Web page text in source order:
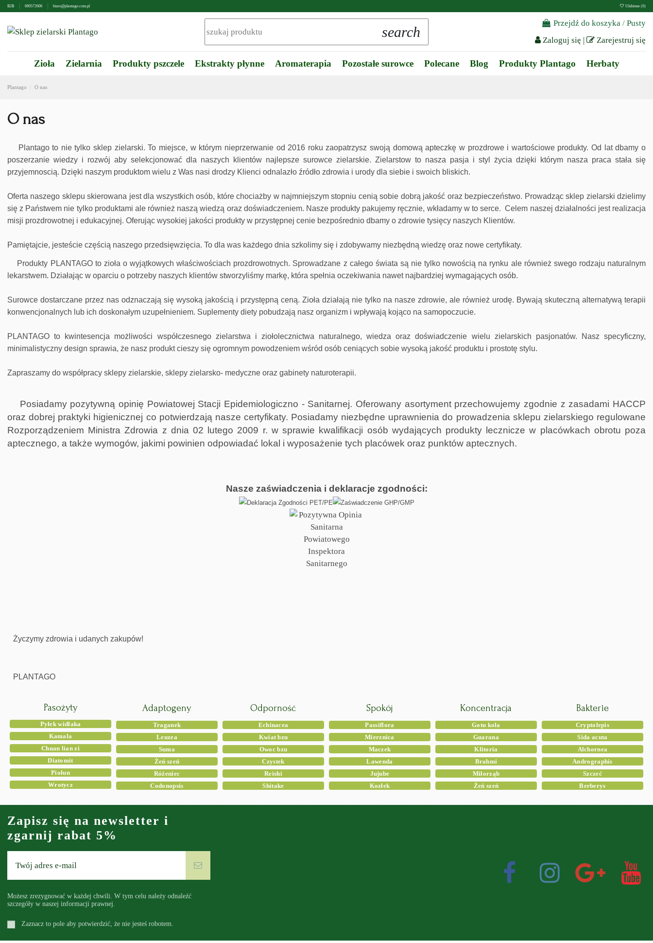
B2B 690572606 biuro@plantago.com.pl Ulubione (0)
search
Przejdź do koszyka / Pusty
Zaloguj się
Zarejestruj się
Zioła Zielarnia Produkty pszczele Ekstrakty płynne Aromaterapia Pozostałe surowce Polecane Blog Produkty Plantago Herbaty
Plantago O nas
O nas
Plantago to nie tylko sklep zielarski. To miejsce, w którym nieprzerwanie od 2016 roku zaopatrzysz swoją domową apteczkę w prozdrowe i wartościowe produkty. Od lat dbamy o
poszerzanie wiedzy i rozwój aby selekcjonować dla naszych klientów najlepsze surowce zielarskie. Zielarstow to nasza pasja i styl życia dzięki którym nasza praca stała się
przyjemnoscią. Dzięki naszym produktom wielu z Was nasi drodzy Klienci odnalazło źródło zdrowia i urody dla siebie i swoich bliskich.
Oferta naszego sklepu skierowana jest dla wszystkich osób, które chociażby w najmniejszym stopniu cenią sobie dobrą jakość oraz bezpieczeństwo. Prowadząc sklep zielarski dzielimy
się z Państwem nie tylko produktami ale również naszą wiedzą oraz doświadczeniem. Nasze produkty pakujemy ręcznie, wkładamy w to serce. Celem naszej działalności jest realizacja
misji prozdrowotnej i edukacyjnej. Oferując wysokiej jakości produkty w przystępnej cenie bezpośrednio dbamy o zdrowie tysięcy naszych Klientów.
Pamiętajcie, jesteście częścią naszego przedsięwzięcia. To dla was każdego dnia szkolimy się i zdobywamy niezbędną wiedzę oraz nowe certyfikaty.
Produkty PLANTAGO to zioła o wyjątkowych właściwościach prozdrowotnych. Sprowadzane z całego świata są nie tylko nowością na rynku ale również swego rodzaju naturalnym
lekarstwem. Działając w oparciu o potrzeby naszych klientów stworzyliśmy markę, która spełnia oczekiwania nawet najbardziej wymagających osób.
Surowce dostarczane przez nas odznaczają się wysoką jakością i przystępną ceną. Zioła działają nie tylko na nasze zdrowie, ale również urodę. Bywają skuteczną alternatywą terapii
konwencjonalnych lub ich doskonałym uzupełnieniem. Suplementy diety pobudzają nasz organizm i wpływają kojąco na samopoczucie.
PLANTAGO to kwintesencja możliwości współczesnego zielarstwa i ziołolecznictwa naturalnego, wiedza oraz doświadczenie wielu zielarskich pasjonatów. Nasz specyficzny,
minimalistyczny design sprawia, że nasz produkt cieszy się ogromnym powodzeniem wśród osób ceniących sobie wysoką jakość produktu i prostotę stylu.
Zapraszamy do współpracy sklepy zielarskie, sklepy zielarsko- medyczne oraz gabinety naturoterapii.
Posiadamy pozytywną opinię Powiatowej Stacji Epidemiologiczno - Sanitarnej. Oferowany asortyment przechowujemy zgodnie z zasadami HACCP
oraz dobrej praktyki higienicznej co potwierdzają nasze certyfikaty. Posiadamy niezbędne uprawnienia do prowadzenia sklepu zielarskiego regulowane
Rozporządzeniem Ministra Zdrowia z dnia 02 lutego 2009 r. w sprawie kwalifikacji osób wydających produkty lecznicze w placówkach obrotu poza
aptecznego, a także wymogów, jakimi powinien odpowiadać lokal i wyposażenie tych placówek oraz punktów aptecznych.
Nasze zaświadczenia i deklaracje zgodności:
Życzymy zdrowia i udanych zakupów!
PLANTAGO
Pasożyty
Pyłek widłaka
Kamala
Chuan lian zi
Diatomit
Piołun
Wrotycz
Adaptogeny
Traganek
Leuzea
Suma
Żeń szeń
Różeniec
Codonopsis
Odporność
Echinacea
Kwiat bzu
Owoc bzu
Czystek
Reishi
Shitake
Spokój
Passiflora
Mierznica
Maczek
Lawenda
Jujube
Kozłek
Koncentracja
Gotu kola
Guarana
Klitoria
Brahmi
Miłorząb
Żeń szeń
Bakterie
Cryptolepis
Sida acuta
Alchornea
Andrographis
Szczeć
Berberys
Zapisz się na newsletter i
zgarnij rabat 5%
Możesz zrezygnować w każdej chwili. W tym celu należy odnaleźć
szczegóły w naszej informacji prawnej.
Zaznacz to pole aby potwierdzić, że nie jesteś robotem.